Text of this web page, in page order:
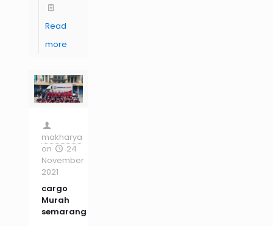
Read
more
makharya
on
24
November
2021
cargo
Murah
semarang